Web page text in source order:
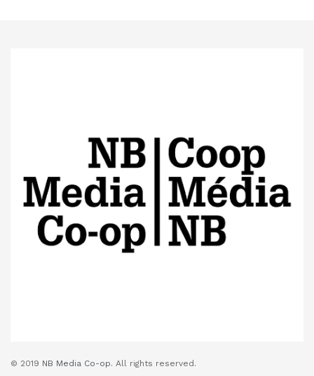
© 2019 NB Media Co-op. All rights reserved.